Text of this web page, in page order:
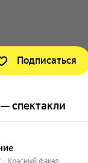
Подписаться
спектакли
Красный факел